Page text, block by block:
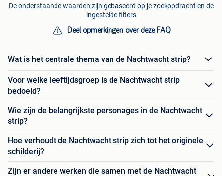
De onderstaande waarden zijn gebaseerd op je zoekopdracht en de
ingestelde filters
Deel opmerkingen over deze FAQ
Wat is het centrale thema van de Nachtwacht strip?
Voor welke leeftijdsgroep is de Nachtwacht strip
bedoeld?
Wie zijn de belangrijkste personages in de Nachtwacht
strip?
Hoe verhoudt de Nachtwacht strip zich tot het originele
schilderij?
Zijn er andere werken die samen met de Nachtwacht